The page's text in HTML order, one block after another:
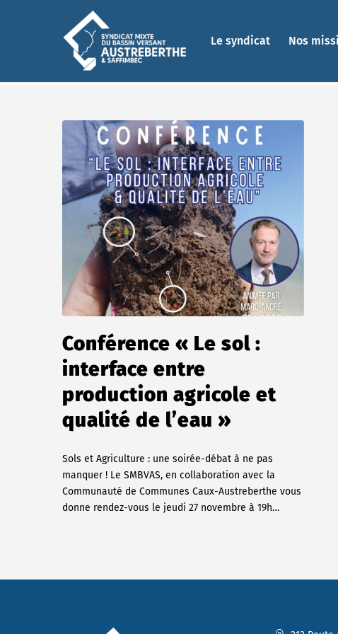
Le syndicat Nos
Conférence « Le sol :
interface entre
production agricole et
qualité de l’eau »
Sols et Agriculture : une soirée-débat à ne pas
manquer ! Le SMBVAS, en collaboration avec la
Communauté de Communes Caux-Austreberthe vous
donne rendez-vous le jeudi 27 novembre à 19h…